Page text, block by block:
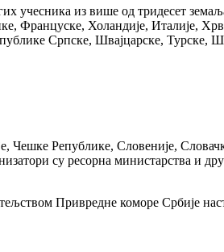
учесника из више од тридесет
Француске, Холандије, Италије,
Српске, Швајцарске, Турске,
Чешке Републике, Словеније,
су ресорна министарства и
Привредне коморе Србије